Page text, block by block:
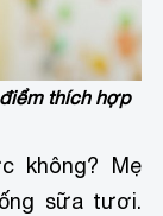
thích hợp
không? Mẹ
sữa tươi.